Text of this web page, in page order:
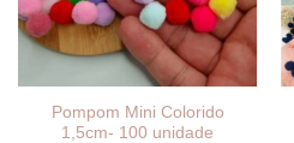
Pompom Mini Colorido
1,5cm- 100 unidade